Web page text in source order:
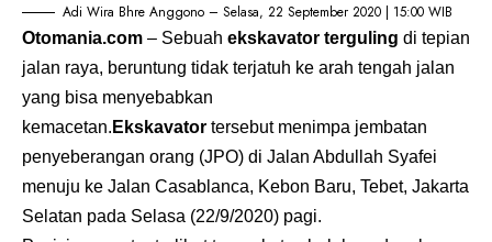
Adi Wira Bhre Anggono – Selasa, 22 September 2020 | 15:00 WIB
Otomania.com – Sebuah ekskavator terguling di tepian
jalan raya, beruntung tidak terjatuh ke arah tengah jalan
yang bisa menyebabkan
kemacetan. Ekskavator tersebut menimpa jembatan
penyeberangan orang (JPO) di Jalan Abdullah Syafei
menuju ke Jalan Casablanca, Kebon Baru, Tebet, Jakarta
Selatan pada Selasa (22/9/2020) pagi.